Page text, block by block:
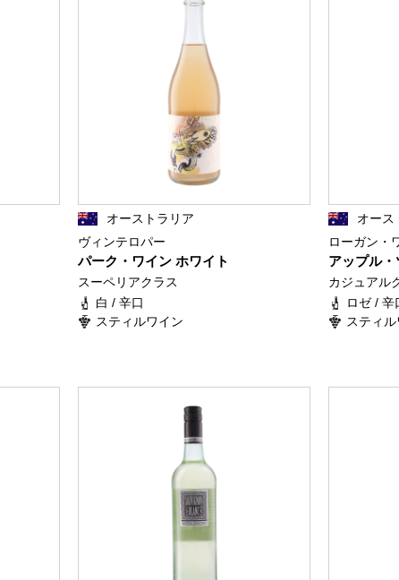
オーストラリア
ヴィンテロパー
パーク・ワイン ホワイト
スーペリアクラス
白 / 辛口
スティルワイン
オース
ローガン・
アップル
カジュアル
ロゼ / 辛
スティ